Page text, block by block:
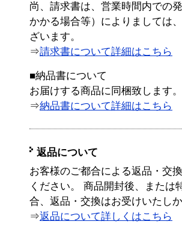
尚、請求書は、営業時間内での
かかる場合等）によりましては
ざいます。
⇒請求書について詳細はこちら
■納品書について
お届けする商品に同梱致します。
⇒納品書について詳細はこちら
返品について
お客様のご都合による返品・交
ください。 商品開封後、または
合、返品・交換はお受けいたし
⇒返品について詳しくはこちら